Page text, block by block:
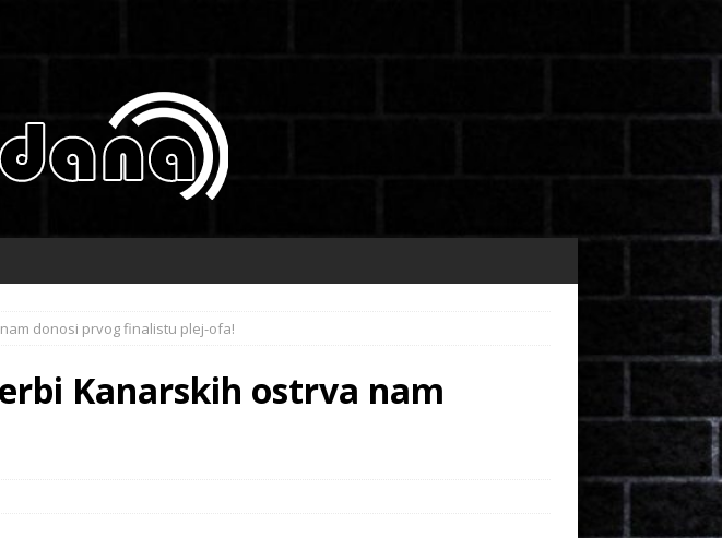
donosi prvog finalistu plej-ofa!
Kanarskih ostrva nam